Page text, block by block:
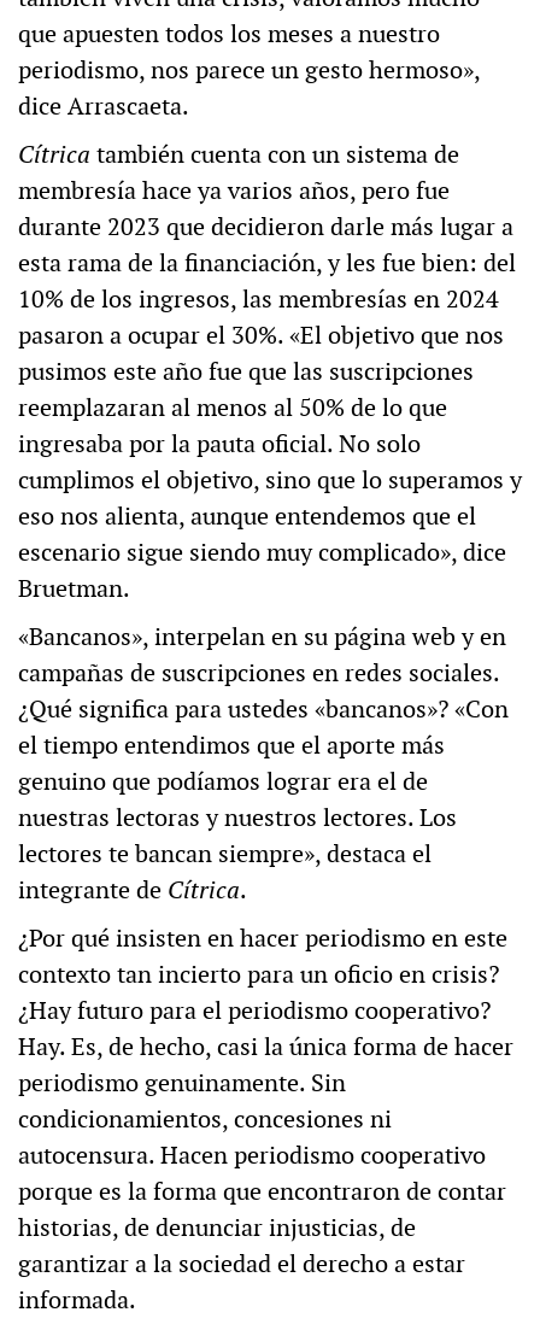
que apuesten todos los meses a nuestro
periodismo, nos parece un gesto hermoso»,
dice Arrascaeta.
Cítrica también cuenta con un sistema de
membresía hace ya varios años, pero fue
durante 2023 que decidieron darle más lugar a
esta rama de la financiación, y les fue bien: del
10% de los ingresos, las membresías en 2024
pasaron a ocupar el 30%. «El objetivo que nos
pusimos este año fue que las suscripciones
reemplazaran al menos al 50% de lo que
ingresaba por la pauta oficial. No solo
cumplimos el objetivo, sino que lo superamos y
eso nos alienta, aunque entendemos que el
escenario sigue siendo muy complicado», dice
Bruetman.
«Bancanos», interpelan en su página web y en
campañas de suscripciones en redes sociales.
¿Qué significa para ustedes «bancanos»? «Con
el tiempo entendimos que el aporte más
genuino que podíamos lograr era el de
nuestras lectoras y nuestros lectores. Los
lectores te bancan siempre», destaca el
integrante de Cítrica.
¿Por qué insisten en hacer periodismo en este
contexto tan incierto para un oficio en crisis?
¿Hay futuro para el periodismo cooperativo?
Hay. Es, de hecho, casi la única forma de hacer
periodismo genuinamente. Sin
condicionamientos, concesiones ni
autocensura. Hacen periodismo cooperativo
porque es la forma que encontraron de contar
historias, de denunciar injusticias, de
garantizar a la sociedad el derecho a estar
informada.